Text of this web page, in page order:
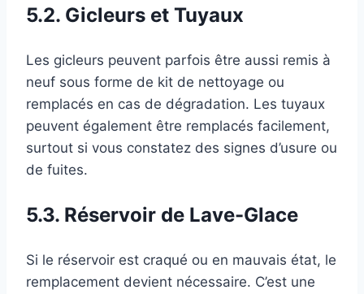
5.2. Gicleurs et Tuyaux
Les gicleurs peuvent parfois être aussi remis à
neuf sous forme de kit de nettoyage ou
remplacés en cas de dégradation. Les tuyaux
peuvent également être remplacés facilement,
surtout si vous constatez des signes d’usure ou
de fuites.
5.3. Réservoir de Lave-Glace
Si le réservoir est craqué ou en mauvais état, le
remplacement devient nécessaire. C’est une